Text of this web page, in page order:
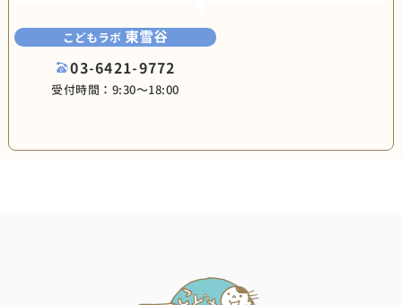
こどもラボ 東雪谷
03-6421-9772
受付時間：9:30〜18:00